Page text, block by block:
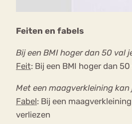
Feiten en fabels
Bij een BMI hoger dan 50 val
Feit: Bij een BMI hoger dan
Met een maagverkleining
Fabel: Bij een
verliezen